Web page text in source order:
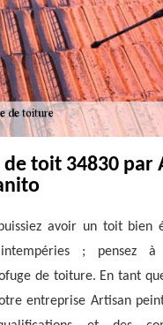
de toit 34830 par
avoir un toit bien
; pensez
de toiture. En tant
entreprise Artisan